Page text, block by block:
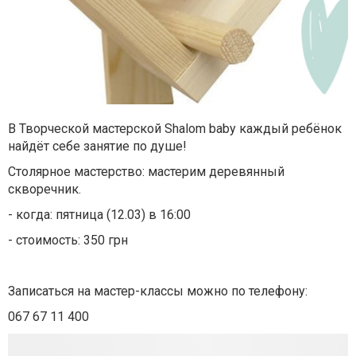
В Творческой мастерской Shalom baby каждый ребёнок
найдёт себе занятие по душе!
Столярное мастерство: мастерим деревянный
скворечник.
- когда: пятница (12.03) в 16:00
- стоимость: 350 грн
Записаться на мастер-классы можно по телефону:
067 67 11 400